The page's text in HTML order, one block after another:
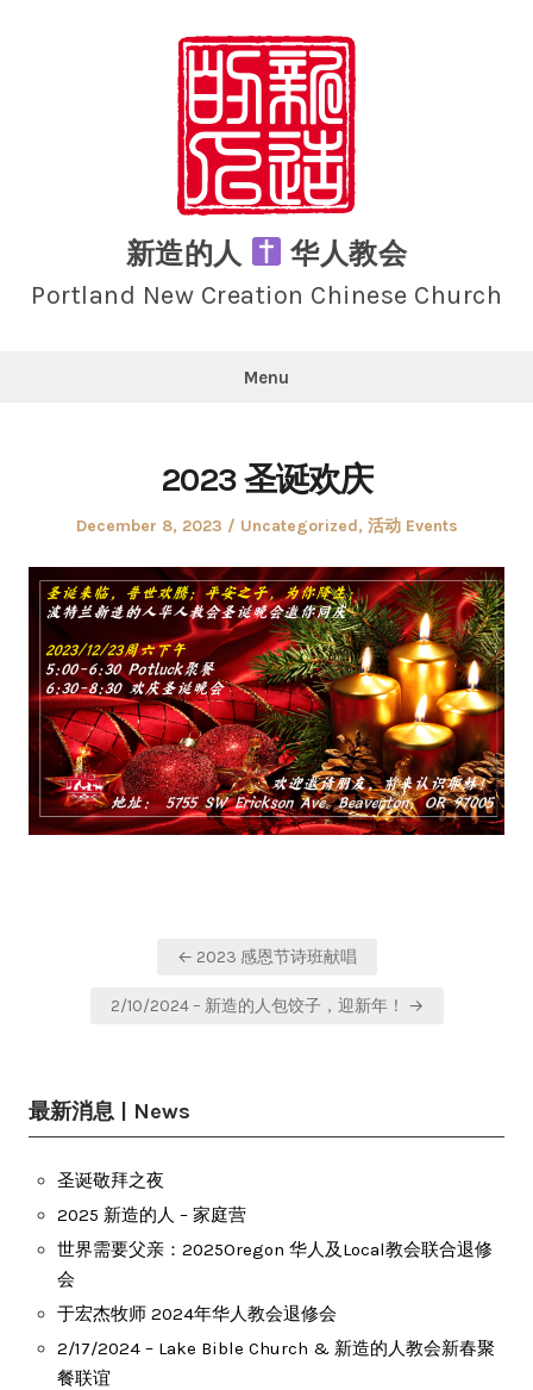
新造的人 华人教会
Portland New Creation Chinese Church
Menu
2023 圣诞欢庆
Posted
December 8, 2023
Posted
Uncategorized, 活动 Events
← 2023 感恩节诗班献唱
2/10/2024 – 新造的人包饺子，迎新年！ →
最新消息 | News
圣诞敬拜之夜
2025 新造的人 – 家庭营
世界需要父亲：2025Oregon 华人及Local教会联合退修
会
于宏杰牧师 2024年华人教会退修会
2/17/2024 – Lake Bible Church & 新造的人教会新春聚
餐联谊